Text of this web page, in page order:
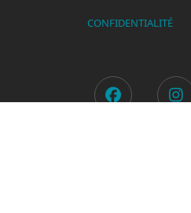
CONFIDENTIALITÉ
Facebook